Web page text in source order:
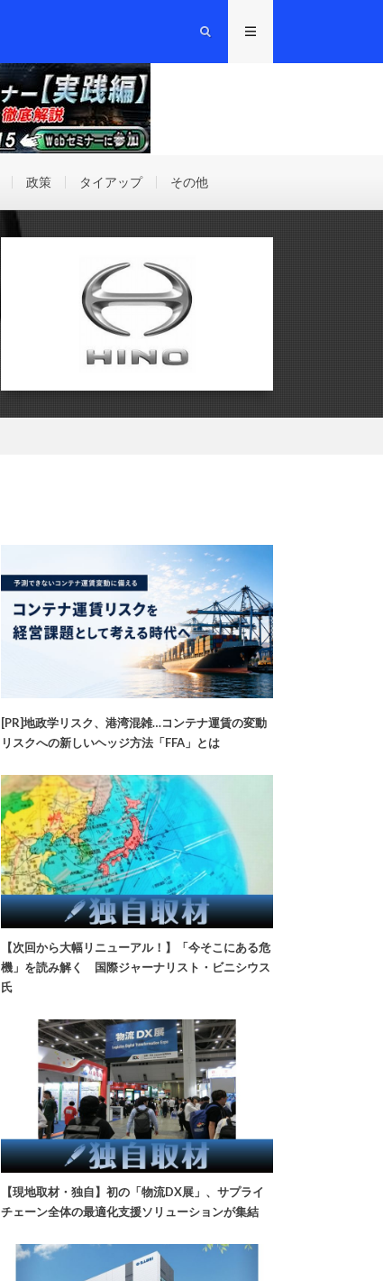
政策 タイアップ その他
[PR]地政学リスク、港湾混雑…コンテナ運賃の変動
リスクへの新しいヘッジ方法「FFA」とは
【次回から大幅リニューアル！】「今そこにある危
機」を読み解く 国際ジャーナリスト・ビニシウス
氏
【現地取材・独自】初の「物流DX展」、サプライ
チェーン全体の最適化支援ソリューションが集結